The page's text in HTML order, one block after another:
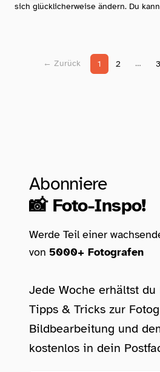
sich glücklicherweise ändern. Du
← Zurück 1 2 …
Abonniere
📸 Foto-Inspo!
Werde Teil einer
von 5000+ Fotografen
Jede Woche erhältst
Tipps & Tricks zur
Bildbearbeitung und
kostenlos in dein